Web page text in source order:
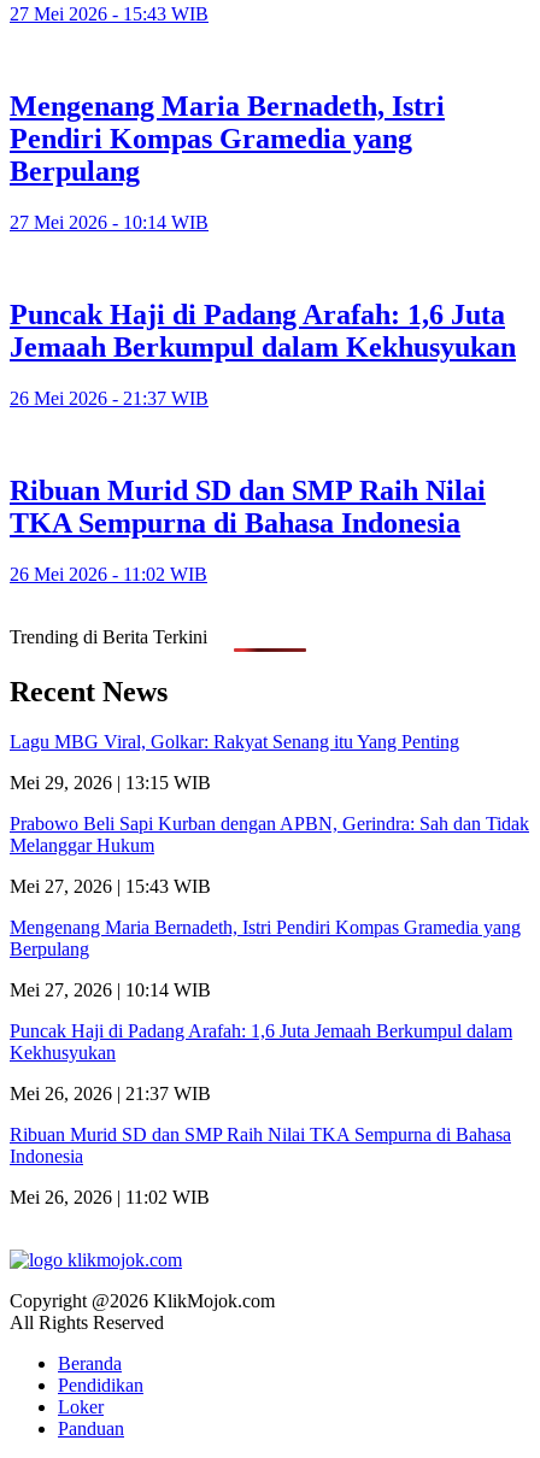
27 Mei 2026 - 15:43 WIB
Mengenang Maria Bernadeth, Istri
Pendiri Kompas Gramedia yang
Berpulang
27 Mei 2026 - 10:14 WIB
Puncak Haji di Padang Arafah: 1,6 Juta
Jemaah Berkumpul dalam Kekhusyukan
26 Mei 2026 - 21:37 WIB
Ribuan Murid SD dan SMP Raih Nilai
TKA Sempurna di Bahasa Indonesia
26 Mei 2026 - 11:02 WIB
Trending di Berita Terkini
Recent News
Lagu MBG Viral, Golkar: Rakyat Senang itu Yang Penting
Mei 29, 2026 | 13:15 WIB
Prabowo Beli Sapi Kurban dengan APBN, Gerindra: Sah dan Tidak
Melanggar Hukum
Mei 27, 2026 | 15:43 WIB
Mengenang Maria Bernadeth, Istri Pendiri Kompas Gramedia yang
Berpulang
Mei 27, 2026 | 10:14 WIB
Puncak Haji di Padang Arafah: 1,6 Juta Jemaah Berkumpul dalam
Kekhusyukan
Mei 26, 2026 | 21:37 WIB
Ribuan Murid SD dan SMP Raih Nilai TKA Sempurna di Bahasa
Indonesia
Mei 26, 2026 | 11:02 WIB
Copyright @2026 KlikMojok.com
All Rights Reserved
Beranda
Pendidikan
Loker
Panduan